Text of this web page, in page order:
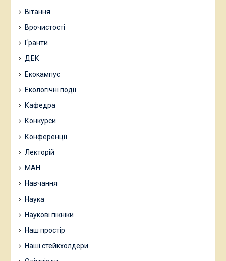
Вітання
Врочистості
Ґранти
ДЕК
Екокампус
Екологічні події
Кафедра
Конкурси
Конференції
Лекторій
МАН
Навчання
Наука
Наукові пікніки
Наш простір
Наші стейкхолдери